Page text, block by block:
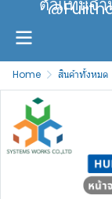
ตัวแทนจำ
Home สินค้าทั้งหมด